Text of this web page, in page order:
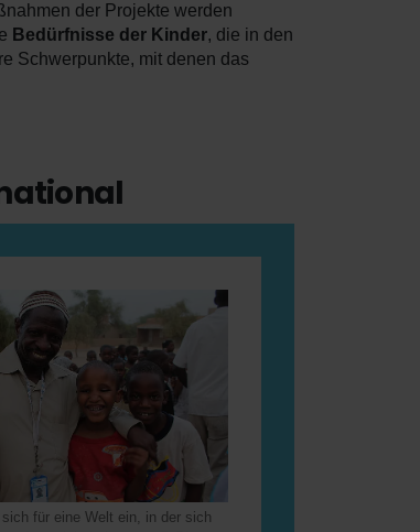
der Projekte werden
Bedürfnisse der Kinder, die in den
Schwerpunkte, mit denen das
für eine Welt ein, in der sich